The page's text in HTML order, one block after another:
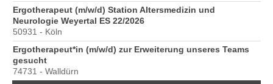
Ergotherapeut (m/w/d) Station Altersmedizin und
Neurologie Weyertal ES 22/2026
50931 - Köln
Ergotherapeut*in (m/w/d) zur Erweiterung unseres Teams
gesucht
74731 - Walldürn